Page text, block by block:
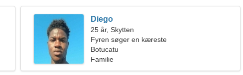
Diego
25 år, Skytten
Fyren søger en kæreste
Botucatu
Familie